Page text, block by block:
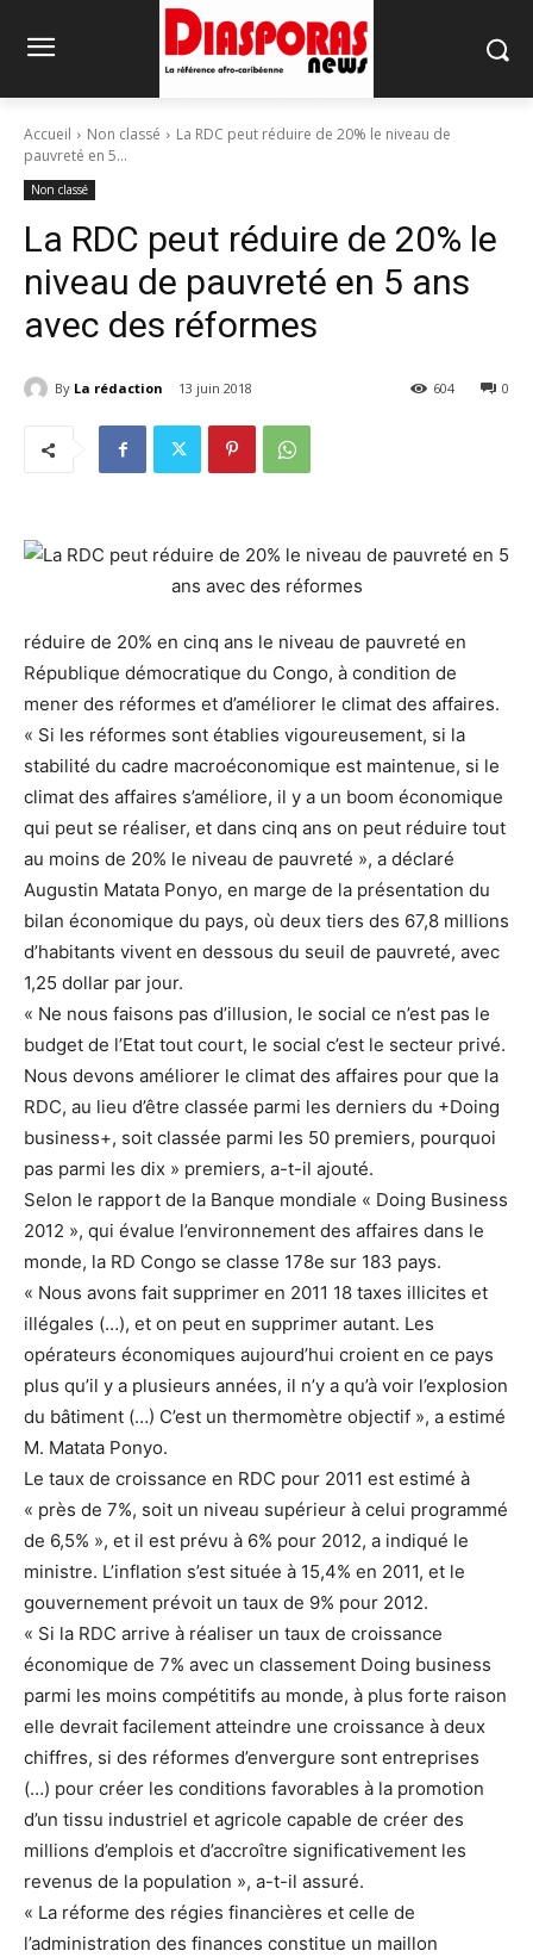
Accueil Non classé
La RDC peut réduire de 20% le niveau de
pauvreté en 5...
Non classé
La RDC peut réduire de 20% le
niveau de pauvreté en 5 ans
avec des réformes
By La rédaction 13 juin 2018 0
604
réduire de 20% en cinq ans le niveau de pauvreté en
République démocratique du Congo, à condition de
mener des réformes et d’améliorer le climat des affaires.
« Si les réformes sont établies vigoureusement, si la
stabilité du cadre macroéconomique est maintenue, si le
climat des affaires s’améliore, il y a un boom économique
qui peut se réaliser, et dans cinq ans on peut réduire tout
au moins de 20% le niveau de pauvreté », a déclaré
Augustin Matata Ponyo, en marge de la présentation du
bilan économique du pays, où deux tiers des 67,8 millions
d’habitants vivent en dessous du seuil de pauvreté, avec
1,25 dollar par jour.
« Ne nous faisons pas d’illusion, le social ce n’est pas le
budget de l’Etat tout court, le social c’est le secteur privé.
Nous devons améliorer le climat des affaires pour que la
RDC, au lieu d’être classée parmi les derniers du +Doing
business+, soit classée parmi les 50 premiers, pourquoi
pas parmi les dix » premiers, a-t-il ajouté.
Selon le rapport de la Banque mondiale « Doing Business
2012 », qui évalue l’environnement des affaires dans le
monde, la RD Congo se classe 178e sur 183 pays.
« Nous avons fait supprimer en 2011 18 taxes illicites et
illégales (…), et on peut en supprimer autant. Les
opérateurs économiques aujourd’hui croient en ce pays
plus qu’il y a plusieurs années, il n’y a qu’à voir l’explosion
du bâtiment (…) C’est un thermomètre objectif », a estimé
M. Matata Ponyo.
Le taux de croissance en RDC pour 2011 est estimé à
« près de 7%, soit un niveau supérieur à celui programmé
de 6,5% », et il est prévu à 6% pour 2012, a indiqué le
ministre. L’inflation s’est située à 15,4% en 2011, et le
gouvernement prévoit un taux de 9% pour 2012.
« Si la RDC arrive à réaliser un taux de croissance
économique de 7% avec un classement Doing business
parmi les moins compétitifs au monde, à plus forte raison
elle devrait facilement atteindre une croissance à deux
chiffres, si des réformes d’envergure sont entreprises
(…) pour créer les conditions favorables à la promotion
d’un tissu industriel et agricole capable de créer des
millions d’emplois et d’accroître significativement les
revenus de la population », a-t-il assuré.
« La réforme des régies financières et celle de
l’administration des finances constitue un maillon